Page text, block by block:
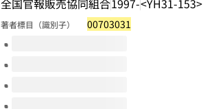
著者標目（識別子） 00703031
このタイトルの巻号